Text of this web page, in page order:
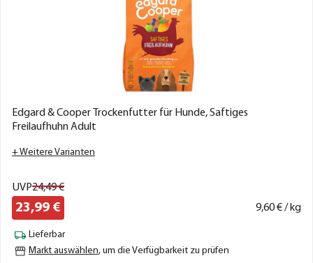
Edgard & Cooper Trockenfutter für Hunde, Saftiges
Freilaufhuhn Adult
+ Weitere Varianten
UVP24,49€
23,99 € 9,60€ / kg
Lieferbar
Markt auswählen, um die Verfügbarkeit zu prüfen